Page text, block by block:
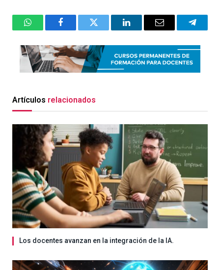
WhatsAppFacebookTwitter LinkedInEmail
Artículos relacionados
Los docentes avanzan en la integración de la IA.